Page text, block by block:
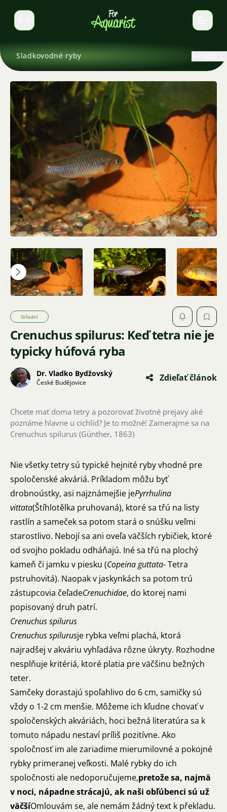
Prepnúť jazyk
Sladkovodné ryby
Crenuchus spilurus: Keď tetra nie je
typicky húfová ryba
Střední
Dr. Vladko Bydžovský
České Budějovice Zdieľať článok
Chcete mať doma tetry a pozorovať životné prejavy aké
poznáme hlavne u cichlíd? Je to možné! Zamerajme sa na
Crenuchus spilurus (Günther, 1863)
Nie všetky tetry sú typické hejnité ryby vhodné pre
spoločenské akváriá. Príkladom môžu byť
drobnoústky, asi najznámejšie jePyrrhulina
vittata(Štíhlotělka pruhovaná), ktoré sa třú na listy
rastlín a sameček sa potom stará o snúšku veľmi
starostlivo. Nebojí sa ani oveľa väčších rybičiek, ktoré
od svojho pokladu odháňajú. Iné sa třú na plochý
kameň či jamku v piesku (Copeina guttata- Tetra
pstruhovitá). Naopak v jaskynkách sa potom trú
zástupcovia čeľadeCrenuchidae, do ktorej nami
popisovaný druh patrí.
Crenuchus spilurus
Crenuchus spilurusje rybka veľmi plachá, ktorá
najradšej v akváriu vyhľadáva rôzne úkryty. Rozhodne
nesplňuje kritériá, ktoré platia pre väčšinu bežných
teter.
Samčeky dorastajú spoľahlivo do 6 cm, samičky sú
vždy o 1-2 cm menšie. Môžeme ich kľudne chovať v
spoločenských akváriách, hoci bežná literatúra sa k
tomuto nápadu nestaví príliš pozitívne. Ako
spoločnosť im ale zariadime mierumilovné a pokojné
rybky primeranej veľkosti. Malé rybky do ich
spoločnosti ale nedoporučujeme,pretože sa, najmä
v noci, nápadne strácajú, ak naši obľúbenci sú už
väčšíOmlouvám se, ale nemám žádný text k překladu.